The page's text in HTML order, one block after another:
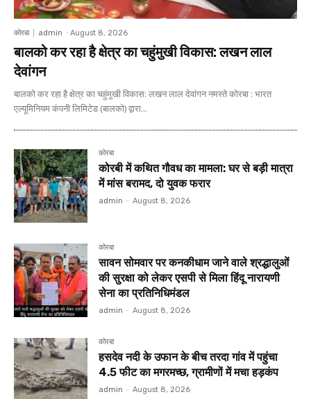
कोरबा admin - August 8, 2026
बालको कर रहा है क्षेत्र का चहुंमुखी विकास: लखन लाल
देवांगन
बालको कर रहा है क्षेत्र का चहुंमुखी विकास: लखन लाल देवांगन नमस्ते कोरबा : भारत
एल्यूमिनियम कंपनी लिमिटेड (बालको) द्वारा...
कोरबा
कोरबी में कथित गौवध का मामला: घर से बड़ी मात्रा
में मांस बरामद, दो युवक फरार
admin - August 8, 2026
कोरबा
सावन सोमवार पर कनकीधाम जाने वाले श्रद्धालुओं
की सुरक्षा को लेकर एसपी से मिला हिंदू नारायणी
सेना का प्रतिनिधिमंडल
admin - August 8, 2026
कोरबा
हसदेव नदी के उफान के बीच तरदा गांव में पहुंचा
4.5 फीट का मगरमच्छ, ग्रामीणों में मचा हड़कंप
admin - August 8, 2026